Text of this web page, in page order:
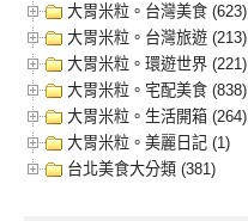
大胃米粒。台灣美食 (623)
大胃米粒。台灣旅遊 (213)
大胃米粒。環遊世界 (221)
大胃米粒。宅配美食 (838)
大胃米粒。生活開箱 (264)
大胃米粒。美麗日記 (1)
台北美食大分類 (381)